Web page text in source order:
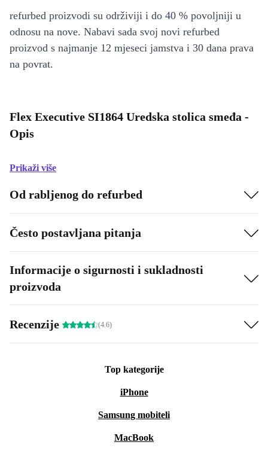
refurbed proizvodi su održiviji i do 40 % povoljniji u
odnosu na nove. Nabavi sada svoj novi refurbed
proizvod s najmanje 12 mjeseci jamstva i 30 dana prava
na povrat.
Flex Executive SI1864 Uredska stolica smeđa -
Opis
Prikaži više
Od rabljenog do refurbed
Često postavljana pitanja
Informacije o sigurnosti i sukladnosti
proizvoda
Recenzije (4.6)
Top kategorije
iPhone
Samsung mobiteli
MacBook